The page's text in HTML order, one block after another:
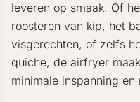
leveren op smaak. Of
roosteren van kip, het
visgerechten, of zelfs
quiche, de airfryer
minimale inspanning en